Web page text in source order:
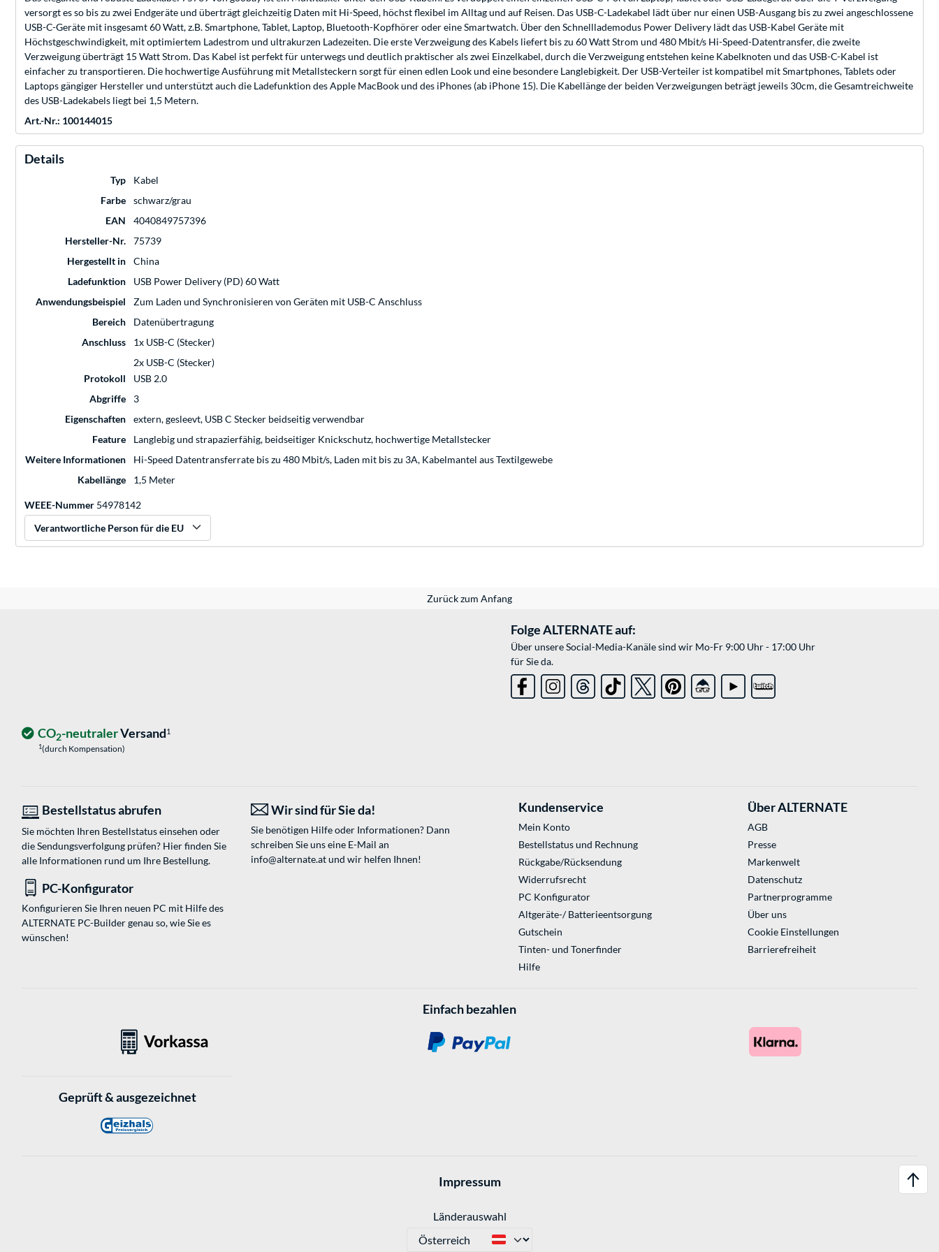
versorgt es so bis zu zwei Endgeräte und überträgt gleichzeitig Daten mit Hi-Speed, höchst flexibel im Alltag und auf Reisen. Das USB-C-Ladekabel lädt über nur einen USB-Ausgang bis zu zwei angeschlossene
USB-C-Geräte mit insgesamt 60 Watt, z.B. Smartphone, Tablet, Laptop, Bluetooth-Kopfhörer oder eine Smartwatch. Über den Schnelllademodus Power Delivery lädt das USB-Kabel Geräte mit
Höchstgeschwindigkeit, mit optimiertem Ladestrom und ultrakurzen Ladezeiten. Die erste Verzweigung des Kabels liefert bis zu 60 Watt Strom und 480 Mbit/s Hi-Speed-Datentransfer, die zweite
Verzweigung überträgt 15 Watt Strom. Das Kabel ist perfekt für unterwegs und deutlich praktischer als zwei Einzelkabel, durch die Verzweigung entstehen keine Kabelknoten und das USB-C-Kabel ist
einfacher zu transportieren. Die hochwertige Ausführung mit Metallsteckern sorgt für einen edlen Look und eine besondere Langlebigkeit. Der USB-Verteiler ist kompatibel mit Smartphones, Tablets oder
Laptops gängiger Hersteller und unterstützt auch die Ladefunktion des Apple MacBook und des iPhones (ab iPhone 15). Die Kabellänge der beiden Verzweigungen beträgt jeweils 30cm, die Gesamtreichweite
des USB-Ladekabels liegt bei 1,5 Metern.
Art.-Nr.: 100144015
Details
Typ
Kabel
Farbe
schwarz/grau
EAN
4040849757396
Hersteller-Nr.
75739
Hergestellt in
China
Ladefunktion
USB Power Delivery (PD) 60 Watt
Anwendungsbeispiel
Zum Laden und Synchronisieren von Geräten mit USB-C Anschluss
Bereich
Datenübertragung
Anschluss
1x USB-C (Stecker)
2x USB-C (Stecker)
Protokoll
USB 2.0
Abgriffe
3
Eigenschaften
extern, gesleevt, USB C Stecker beidseitig verwendbar
Feature
Langlebig und strapazierfähig, beidseitiger Knickschutz, hochwertige Metallstecker
Weitere Informationen
Hi-Speed Datentransferrate bis zu 480 Mbit/s, Laden mit bis zu 3A, Kabelmantel aus Textilgewebe
Kabellänge
1,5 Meter
WEEE-Nummer 54978142
Verantwortliche Person für die EU
Zurück zum Anfang
Folge ALTERNATE auf:
Über unsere Social-Media-Kanäle sind wir Mo-Fr 9:00 Uhr - 17:00 Uhr
für Sie da.
CO2-neutralerVersand1
1(durch Kompensation)
Bestellstatus abrufen
Sie möchten Ihren Bestellstatus einsehen oder
die Sendungsverfolgung prüfen? Hier finden Sie
alle Informationen rund um Ihre Bestellung.
Wir sind für Sie da!
Sie benötigen Hilfe oder Informationen? Dann
schreiben Sie uns eine E-Mail an
info@alternate.atund wir helfen Ihnen!
PC-Konfigurator
Konfigurieren Sie Ihren neuen PC mit Hilfe des
ALTERNATE PC-Builder genau so, wie Sie es
wünschen!
Kundenservice
Mein Konto
Bestellstatus und Rechnung
Rückgabe/Rücksendung
Widerrufsrecht
PC Konfigurator
Altgeräte-/ Batterieentsorgung
Gutschein
Tinten- und Tonerfinder
Hilfe
Über ALTERNATE
AGB
Presse
Markenwelt
Datenschutz
Partnerprogramme
Über uns
Cookie Einstellungen
Barrierefreiheit
Einfach bezahlen
Geprüft & ausgezeichnet
Impressum
Länderauswahl